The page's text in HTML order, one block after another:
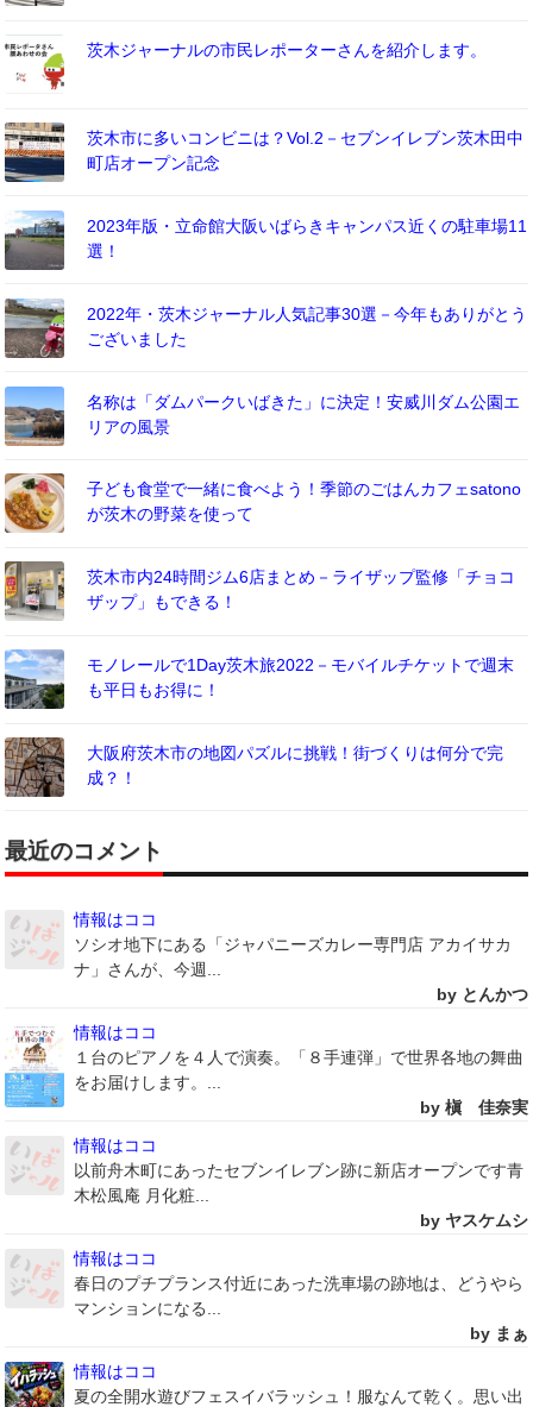
茨木ジャーナルの市民レポーターさんを紹介します。
茨木市に多いコンビニは？Vol.2－セブンイレブン茨木田中
町店オープン記念
2023年版・立命館大阪いばらきキャンパス近くの駐車場11
選！
2022年・茨木ジャーナル人気記事30選－今年もありがとう
ございました
名称は「ダムパークいばきた」に決定！安威川ダム公園エ
リアの風景
子ども食堂で一緒に食べよう！季節のごはんカフェsatono
が茨木の野菜を使って
茨木市内24時間ジム6店まとめ－ライザップ監修「チョコ
ザップ」もできる！
モノレールで1Day茨木旅2022－モバイルチケットで週末
も平日もお得に！
大阪府茨木市の地図パズルに挑戦！街づくりは何分で完
成？！
最近のコメント
情報はココ
ソシオ地下にある「ジャパニーズカレー専門店 アカイサカ
ナ」さんが、今週...
by とんかつ
情報はココ
１台のピアノを４人で演奏。「８手連弾」で世界各地の舞曲
をお届けします。...
by 槇 佳奈実
情報はココ
以前舟木町にあったセブンイレブン跡に新店オープンです青
木松風庵 月化粧...
by ヤスケムシ
情報はココ
春日のプチプランス付近にあった洗車場の跡地は、どうやら
マンションになる...
by まぁ
情報はココ
夏の全開水遊びフェスイバラッシュ！服なんて乾く。思い出